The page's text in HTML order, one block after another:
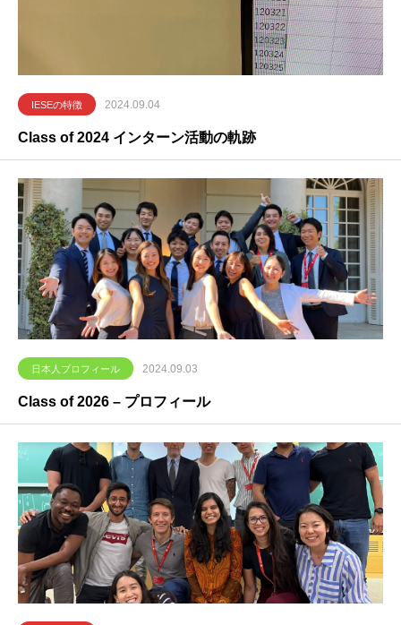
IESEの特徴 2024.09.04
Class of 2024 インターン活動の軌跡
日本人プロフィール 2024.09.03
Class of 2026 – プロフィール